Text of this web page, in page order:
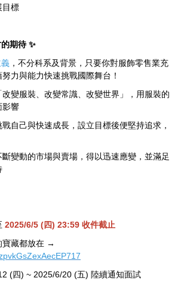
目標
期待 ✨
，不分科系及背景，只要你對服飾零售業充
力與能力快速挑戰國際舞台！
變服裝、改變常識、改變世界」，用服裝的
影響
自己與快速成長，設立目標後便堅持追求，
變動的市場與賣場，得以迅速應變，並滿足
2025/6/5 (四) 23:59 收件截止
寶藏都放在 →
(四) ~ 2025/6/20 (五) 陸續通知面試